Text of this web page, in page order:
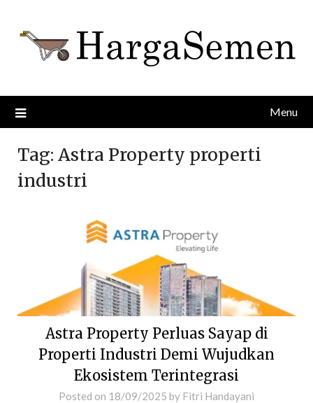
content
Menu
Tag: Astra Property properti
industri
Astra Property Perluas Sayap di
Properti Industri Demi Wujudkan
Ekosistem Terintegrasi
Posted on 18/09/2025 by Fitri Handayani